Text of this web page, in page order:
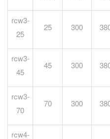
rcw3-
25
25 300
rcw3-
45
45 300
rcw3-
70
70 300
rcw4-